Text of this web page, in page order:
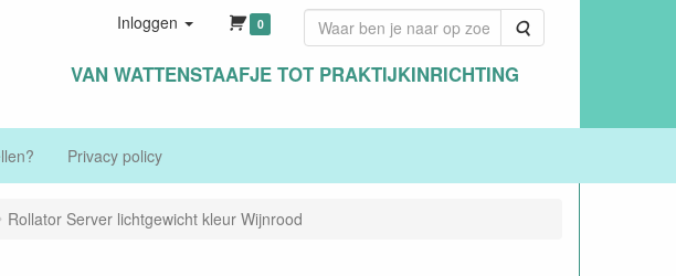
VAN WATTENSTAAFJE TOT PRAKTIJKINRICHTING
Inloggen 0 Zoeken
Privacy policy
Rollator Server lichtgewicht kleur Wijnrood